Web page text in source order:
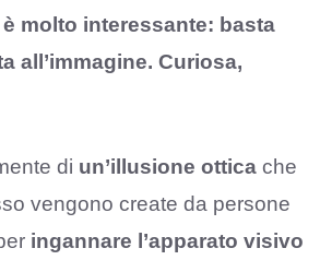
molto interessante: basta
all’immagine. Curiosa,
di un’illusione ottica che
vengono create da persone
ingannare l’apparato visivo